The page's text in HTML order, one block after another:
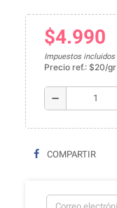
$4.990
Impuestos incluidos
Precio ref.: $20/gr
remove
COMPARTIR